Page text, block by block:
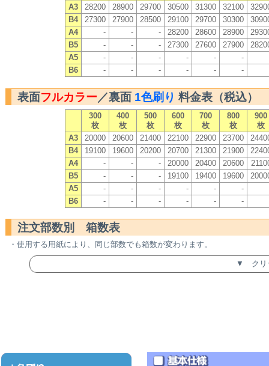
A3
28200 28900 29700 30500 31300 32100
B4
27300 27900 28500 29100 29700 30300
A4
- - - 28200 28600 28900
B5
- - - 27300 27600 27900
A5
- - - - -
-
B6
- - - - - -
表面フルカラー ／裏面 1色刷り 料金表（税込）
300
枚
400
枚
500
枚
600
枚
700
枚
800
枚
900
枚
A3
20000 20600 21400 22100 22900 23700
B4
19100 19600 20200 20700 21300 21900
A4
- - - 20000 20400 20600
B5
- - - 19100 19400 19600
A5
- - - - -
-
B6
- - - - - -
注文部数別 箱数表
・使用する用紙により、同じ部数でも箱数が変わります。
▼ クリ